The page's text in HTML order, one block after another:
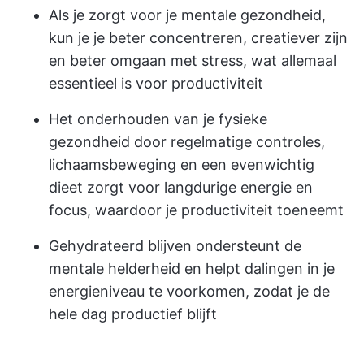
Als je zorgt voor je mentale gezondheid,
kun je je beter concentreren, creatiever zijn
en beter omgaan met stress, wat allemaal
essentieel is voor productiviteit
Het onderhouden van je fysieke
gezondheid door regelmatige controles,
lichaamsbeweging en een evenwichtig
dieet zorgt voor langdurige energie en
focus, waardoor je productiviteit toeneemt
Gehydrateerd blijven ondersteunt de
mentale helderheid en helpt dalingen in je
energieniveau te voorkomen, zodat je de
hele dag productief blijft